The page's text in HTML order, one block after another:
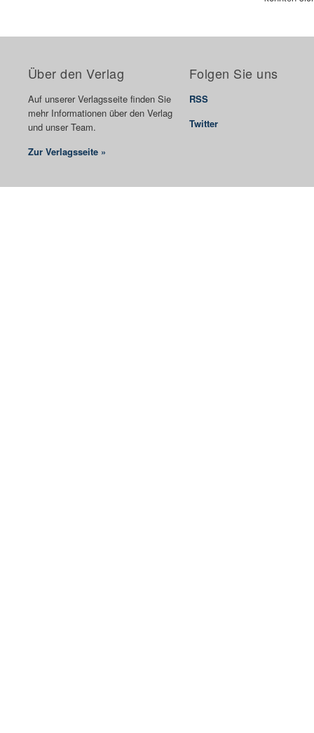
Über den Verlag
Auf unserer Verlagsseite finden Sie
mehr Informationen über den Verlag
und unser Team.
Zur Verlagsseite »
Folgen Sie uns
RSS
Twitter